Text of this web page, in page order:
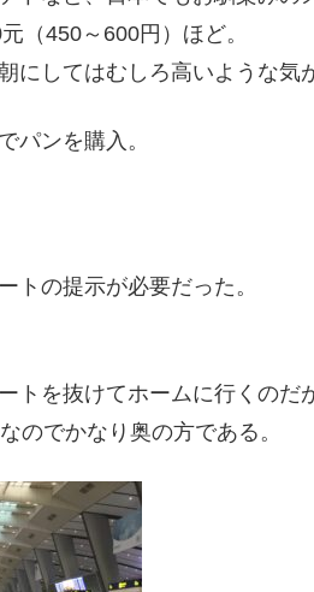
（450～600円）ほど。
にしてはむしろ高いような気
パンを購入。
トの提示が必要だった。
トを抜けてホームに行くのだ
のでかなり奥の方である。